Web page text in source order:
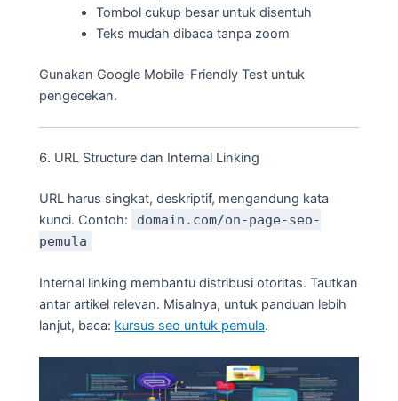
Tombol cukup besar untuk disentuh
Teks mudah dibaca tanpa zoom
Gunakan Google Mobile-Friendly Test untuk
pengecekan.
6. URL Structure dan Internal Linking
URL harus singkat, deskriptif, mengandung kata
kunci. Contoh:
domain.com/on-page-seo-
pemula
Internal linking membantu distribusi otoritas. Tautkan
antar artikel relevan. Misalnya, untuk panduan lebih
lanjut, baca: kursus seo untuk pemula.